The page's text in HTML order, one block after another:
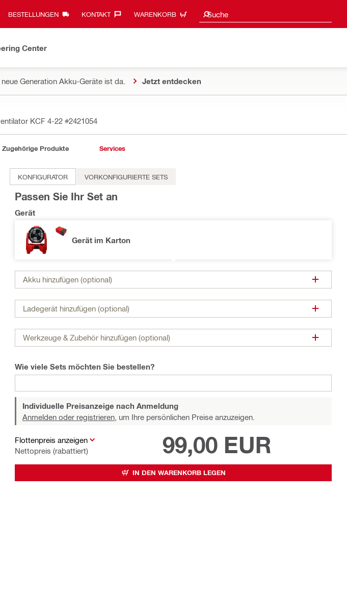
BESTELLUNGEN KONTAKT‎ WARENKORB Suche
Suchvorschläge
Center
Generation Akku-Geräte ist da. Jetzt entdecken
KCF 4-22 #2421054
Zugehörige Produkte Services
KONFIGURATOR VORKONFIGURIERTE SETS
Passen Sie Ihr Set an
Gerät
Gerät im Karton
Akku hinzufügen (optional)
Ladegerät hinzufügen (optional)
Werkzeuge & Zubehör hinzufügen (optional)
Wie viele Sets möchten Sie bestellen?
Individuelle Preisanzeige nach Anmeldung
Anmelden oder registrieren, um Ihre persönlichen Preise anzuzeigen.
Flottenpreis anzeigen
Nettopreis (rabattiert)
99,00 EUR
IN DEN WARENKORB LEGEN